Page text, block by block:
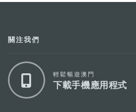
關注我們
輕鬆暢遊澳門
下載手機應用程式